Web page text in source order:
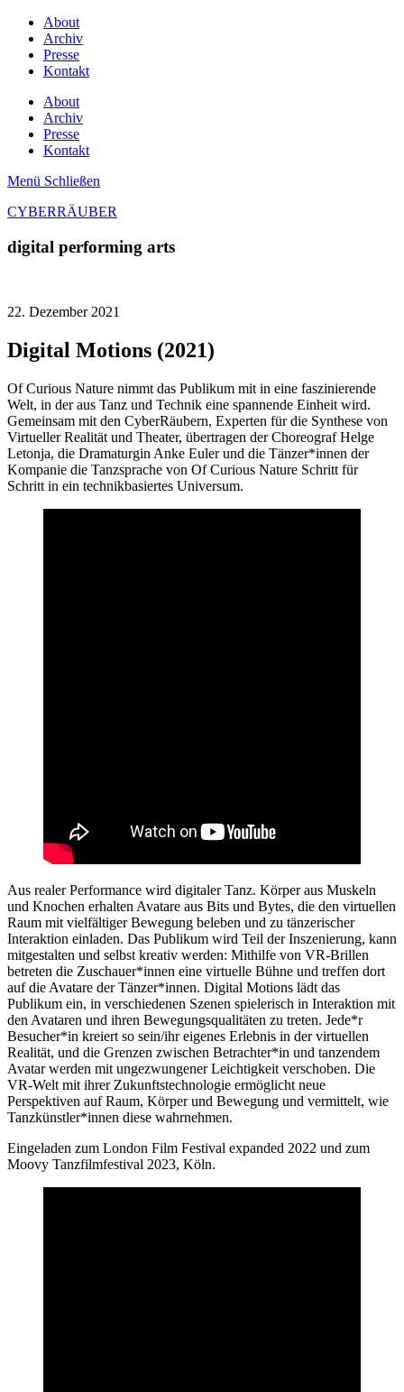
About
Archiv
Presse
Kontakt
About
Archiv
Presse
Kontakt
Menü Schließen
CYBERRÄUBER
digital performing arts
22. Dezember 2021
Digital Motions (2021)
Of Curious Nature nimmt das Publikum mit in eine faszinierende
Welt, in der aus Tanz und Technik eine spannende Einheit wird.
Gemeinsam mit den CyberRäubern, Experten für die Synthese von
Virtueller Realität und Theater, übertragen der Choreograf Helge
Letonja, die Dramaturgin Anke Euler und die Tänzer*innen der
Kompanie die Tanzsprache von Of Curious Nature Schritt für
Schritt in ein technikbasiertes Universum.
Aus realer Performance wird digitaler Tanz. Körper aus Muskeln
und Knochen erhalten Avatare aus Bits und Bytes, die den virtuellen
Raum mit vielfältiger Bewegung beleben und zu tänzerischer
Interaktion einladen. Das Publikum wird Teil der Inszenierung, kann
mitgestalten und selbst kreativ werden: Mithilfe von VR-Brillen
betreten die Zuschauer*innen eine virtuelle Bühne und treffen dort
auf die Avatare der Tänzer*innen. Digital Motions lädt das
Publikum ein, in verschiedenen Szenen spielerisch in Interaktion mit
den Avataren und ihren Bewegungsqualitäten zu treten. Jede*r
Besucher*in kreiert so sein/ihr eigenes Erlebnis in der virtuellen
Realität, und die Grenzen zwischen Betrachter*in und tanzendem
Avatar werden mit ungezwungener Leichtigkeit verschoben. Die
VR-Welt mit ihrer Zukunftstechnologie ermöglicht neue
Perspektiven auf Raum, Körper und Bewegung und vermittelt, wie
Tanzkünstler*innen diese wahrnehmen.
Eingeladen zum London Film Festival expanded 2022 und zum
Moovy Tanzfilmfestival 2023, Köln.